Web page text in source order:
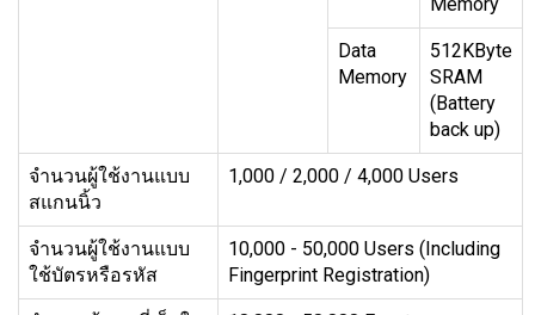
Data
Memory
512KByte
SRAM
(Battery
back up)
จำนวนผู้ใช้งานแบบ
สแกนนิ้ว
1,000 / 2,000 / 4,000 Users
จำนวนผู้ใช้งานแบบ
ใช้บัตรหรือรหัส
10,000 - 50,000 Users (Including
Fingerprint Registration)